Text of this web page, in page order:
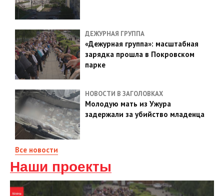
ДЕЖУРНАЯ ГРУППА
«Дежурная группа»: масштабная
зарядка прошла в Покровском
парке
НОВОСТИ В ЗАГОЛОВКАХ
Молодую мать из Ужура
задержали за убийство младенца
Все новости
Наши проекты